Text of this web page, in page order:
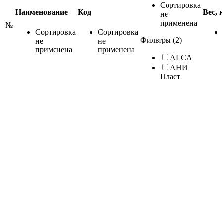
№
Наименование
Сортировка
не
применена
Код
Сортировка
не
применена
Сортировка
не
применена
Фильтры (2)
ALCA
АНИ
Пласт
Вес,